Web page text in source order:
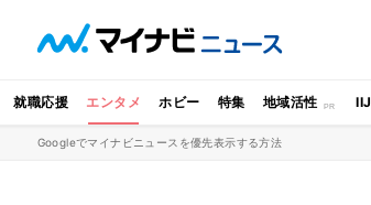
就職応援 エンタメ ホビー 特集 地域活性 IIJ
Googleでマイナビニュースを優先表示する方法